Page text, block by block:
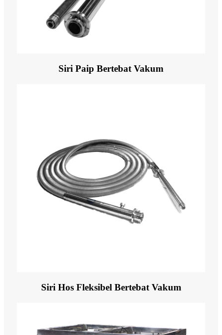
Siri Paip Bertebat Vakum
Siri Hos Fleksibel Bertebat Vakum